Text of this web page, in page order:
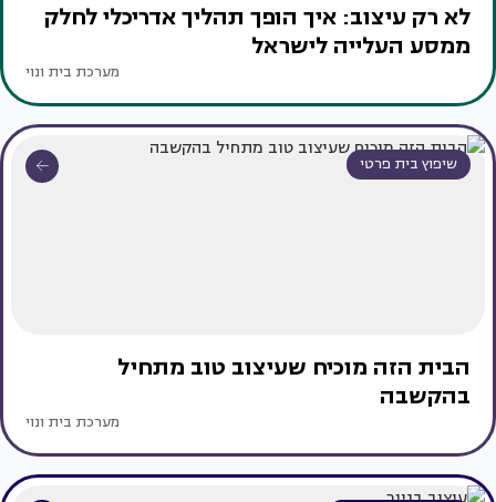
לא רק עיצוב: איך הופך תהליך אדריכלי לחלק
ממסע העלייה לישראל
מערכת בית ונוי
שיפוץ בית פרטי
הבית הזה מוכיח שעיצוב טוב מתחיל
בהקשבה
מערכת בית ונוי